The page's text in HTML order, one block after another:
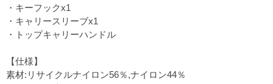
・キーフックx1
・キャリースリーブx1
・トップキャリーハンドル
【仕様】
素材:リサイクルナイロン56％,ナイロン44％